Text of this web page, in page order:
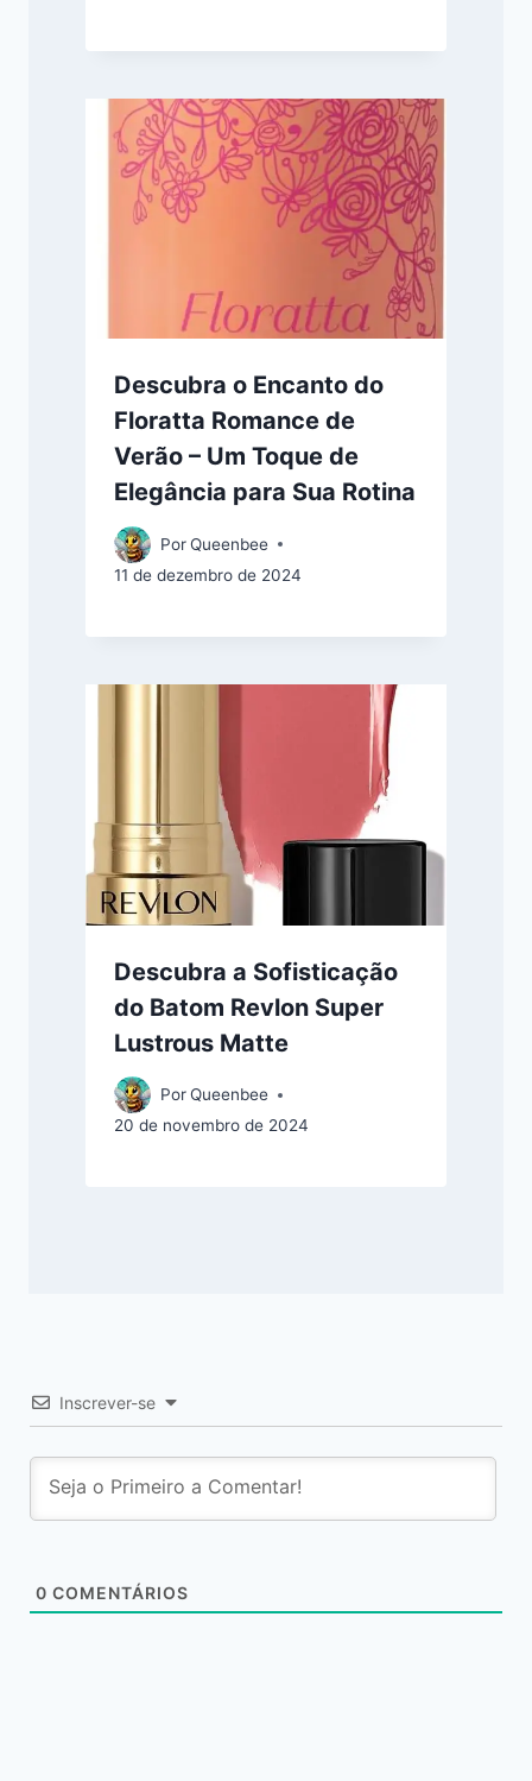
Descubra o Encanto do
Floratta Romance de
Verão – Um Toque de
Elegância para Sua Rotina
PorQueenbee
11 de dezembro de 2024
Descubra a Sofisticação
do Batom Revlon Super
Lustrous Matte
PorQueenbee
20 de novembro de 2024
Inscrever-se
0 COMENTÁRIOS